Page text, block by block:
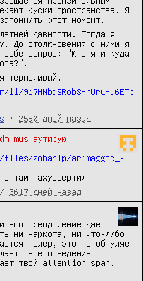
куски пространства. Я
этот момент.
давности. Тогда я
До столкновения с ними я
себе вопрос: "Кто я и куда
терпеливый.
/ 2590 дней назад
mus
аутирую
zoharip/arimaggod_-
там нахуевертил
/ 2617 дней назад
его преодоление дает
ни наркота, ни что-либо
толер, это не обнуляет
твое поведение
твой attention span.